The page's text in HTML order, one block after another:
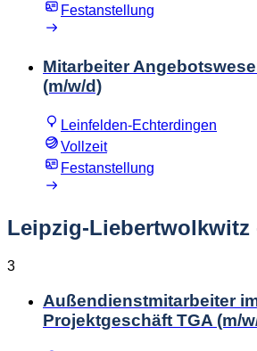
Festanstellung
Mitarbeiter
(m/w/d)
Leinfelden-Echterdingen
Vollzeit
Festanstellung
Leipzig-Liebertwolkwitz
3
Außendienstmitarbeiter
Projektgeschäft TGA (m/